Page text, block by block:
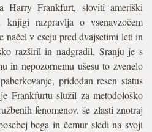
Harry Frankfurt, sloviti ameriški
razpravlja o vsenavzočem
načel v eseju pred dvajsetimi leti in
razširil in nadgradil. Sranju je s
in nepozornemu ušesu to zvenelo
pridodan resen status
Frankfurtu služil za metodološko
fenomenov, še zlasti znotraj
bega in čemur sledi na svoji